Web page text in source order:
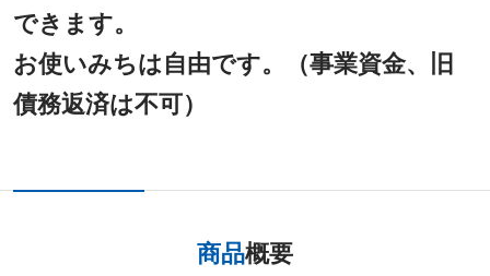
できます。
お使いみちは自由です。（事業資金、旧
債務返済は不可）
商品概要